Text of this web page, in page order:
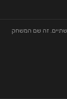
זה שם המשחק